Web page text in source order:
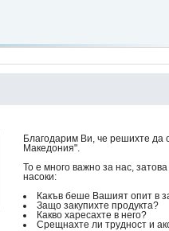
Благодарим Ви, че решихте да
Македония".
То е много важно за нас,
насоки:
Какъв беше Вашият опит в
Защо закупихте продукта?
Какво харесахте в него?
Срещнахте ли трудност и